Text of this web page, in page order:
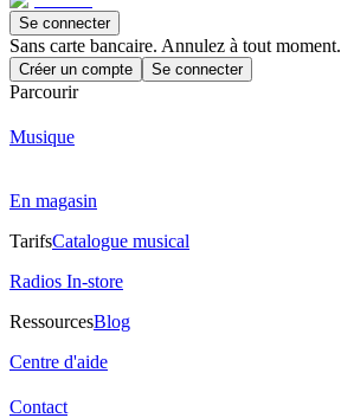
Se connecter
Sans carte bancaire. Annulez à tout moment.
Créer un compte Se connecter
Parcourir
Musique
En magasin
TarifsCatalogue musical
Radios In-store
RessourcesBlog
Centre d'aide
Contact